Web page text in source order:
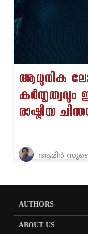
ആധുനിക
രാഷ്ട്രീയ
ആമിർ
AUTHORS
ABOUT US